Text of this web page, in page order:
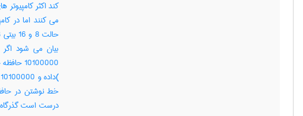
می کنند اما در
خط نوشتن در
درست است گذرگاه